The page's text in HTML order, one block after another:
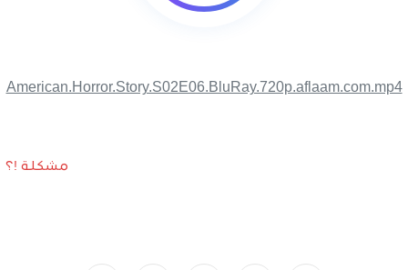
American.Horror.Story.S02E06.BluRay.720p.aflaam.com.mp4
مشكلة !؟